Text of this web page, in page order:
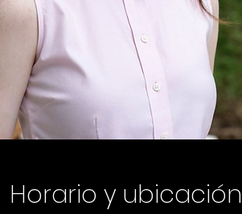
Horario y ubicación